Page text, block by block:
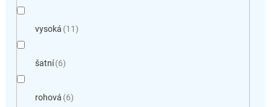
vysoká 11
šatní 6
rohová 6